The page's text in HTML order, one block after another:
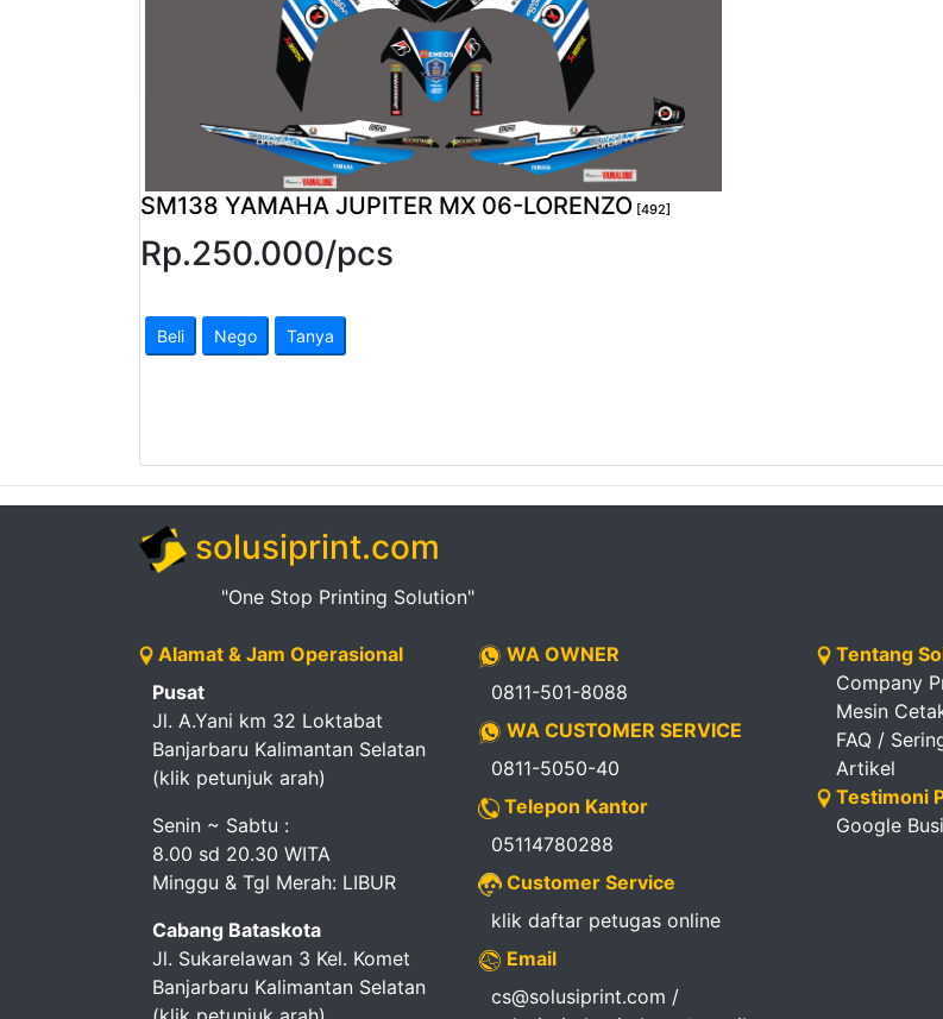
SM138 YAMAHA JUPITER MX 06-LORENZO [492]
Rp.250.000/pcs
Beli Nego Tanya
solusiprint.com
"One Stop Printing Solution"
Alamat & Jam Operasional
Pusat
Jl. A.Yani km 32 Loktabat
Banjarbaru Kalimantan Selatan
(klik petunjuk arah)
Senin ~ Sabtu :
8.00 sd 20.30 WITA
Minggu & Tgl Merah: LIBUR
Cabang Bataskota
Jl. Sukarelawan 3 Kel. Komet
Banjarbaru Kalimantan Selatan
WA OWNER
0811-501-8088
WA CUSTOMER SERVICE
0811-5050-40
Telepon Kantor
05114780288
Customer Service
klik daftar petugas online
Email
cs@solusiprint.com /
Tentang
Company
Mesin
FAQ /
Artikel
Testimoni
Google